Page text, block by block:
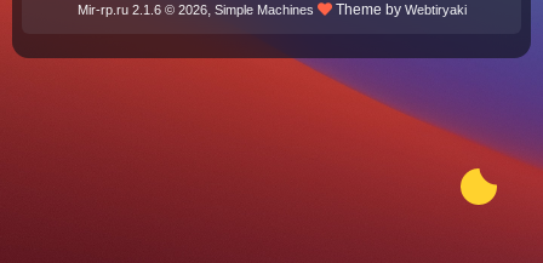
Mir-rp.ru 2.1.6 © 2026, Simple Machines Theme by Webtiryaki